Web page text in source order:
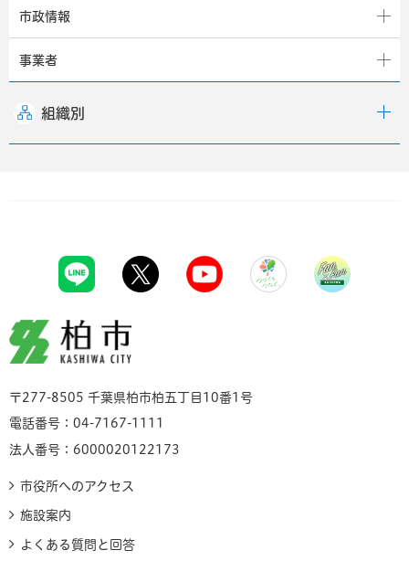
市政情報
事業者
組織別
柏市
〒277-8505 千葉県柏市柏五丁目10番1号
電話番号：04-7167-1111
法人番号：6000020122173
市役所へのアクセス
施設案内
よくある質問と回答